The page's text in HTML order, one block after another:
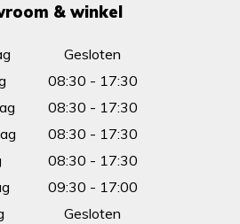
& winkel
Gesloten
08:30 - 17:30
08:30 - 17:30
08:30 - 17:30
08:30 - 17:30
09:30 - 17:00
Gesloten